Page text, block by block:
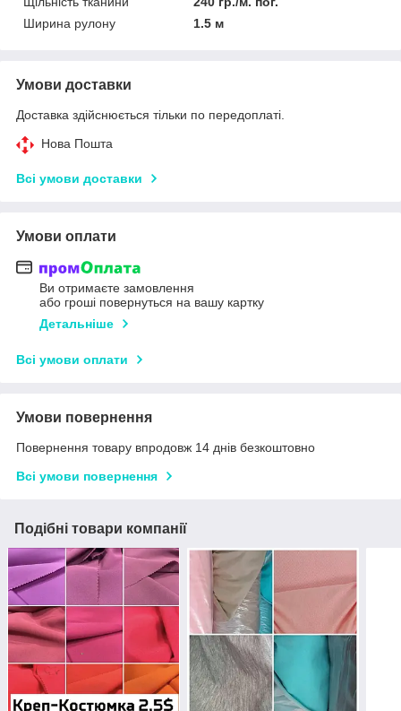
Ширина рулону
1.5 м
Умови доставки
Доставка здійснюється тільки по передоплаті.
Нова Пошта
Всі умови доставки
Умови оплати
Ви отримаєте замовлення
або гроші повернуться на вашу картку
Детальніше
Всі умови оплати
Умови повернення
Повернення товару впродовж 14 днів безкоштовно
Всі умови повернення
Подібні товари компанії